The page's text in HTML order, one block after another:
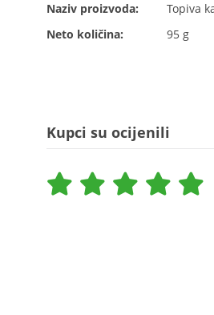
Naziv proizvoda:
Topiva
Neto količina:
95 g
Kupci su ocijenili